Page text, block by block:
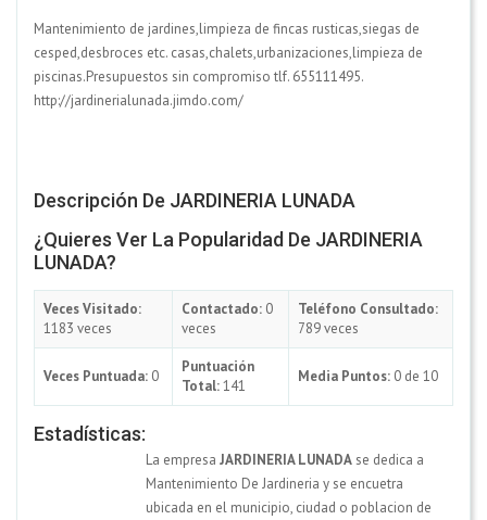
Mantenimiento de jardines,limpieza de fincas rusticas,siegas de
cesped,desbroces etc. casas,chalets,urbanizaciones,limpieza de
piscinas.Presupuestos sin compromiso tlf. 655111495.
http://jardinerialunada.jimdo.com/
Descripción De JARDINERIA LUNADA
¿Quieres Ver La Popularidad De JARDINERIA
LUNADA?
Veces Visitado:
1183 veces
Contactado: 0
veces
Teléfono Consultado:
789 veces
Veces Puntuada: 0
Puntuación
Total:141
Media Puntos: 0 de 10
Estadísticas:
La empresa JARDINERIA LUNADAse dedica a
Mantenimiento De Jardineria y se encuetra
ubicada en el municipio, ciudad o poblacion de